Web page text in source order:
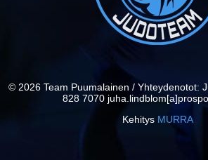
© 2026 Team Puumalainen / Yhteydenotot:
828 7070
Kehitys MURRA